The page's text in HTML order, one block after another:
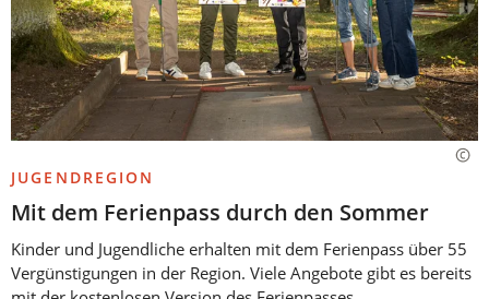
JUGENDREGION
Mit dem Ferienpass durch den Sommer
Kinder und Jugendliche erhalten mit dem Ferienpass über 55
Vergünstigungen in der Region. Viele Angebote gibt es bereits